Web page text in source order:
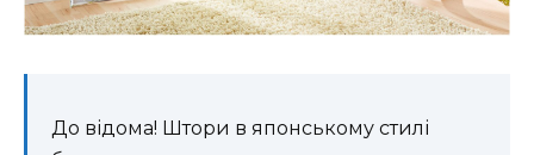
До відома! Штори в японському стилі